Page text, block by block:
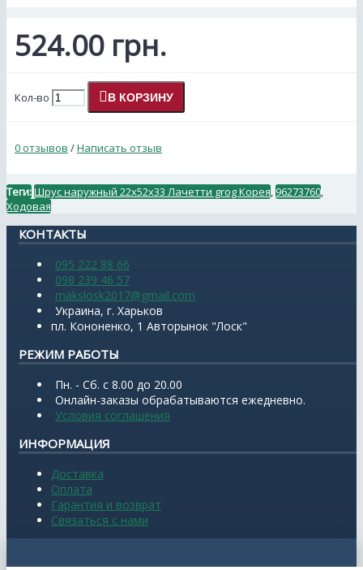
524.00 грн.
Кол-во В КОРЗИНУ
0 отзывов /Написать отзыв
Теги:Шрус наружный 22x52x33 Лачетти grog Корея 96273760
Ходовая
КОНТАКТЫ
095 222 88 66
098 239 46 57
makslosk2017@gmail.com
Украина, г. Харьков
пл. Кононенко, 1 Авторынок "Лоск"
РЕЖИМ РАБОТЫ
Пн. - Сб. с 8.00 до 20.00
Онлайн-заказы обрабатываются ежедневно.
Условия соглашения
ИНФОРМАЦИЯ
Доставка
Оплата
Гарантия и возврат
Связаться с нами